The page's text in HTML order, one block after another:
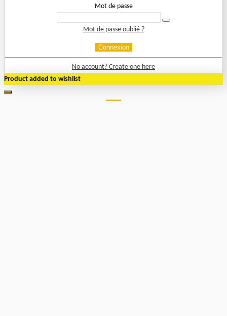
Mot de passe
Mot de passe oublié ?
Connexion
No account? Create one here
Product added to wishlist